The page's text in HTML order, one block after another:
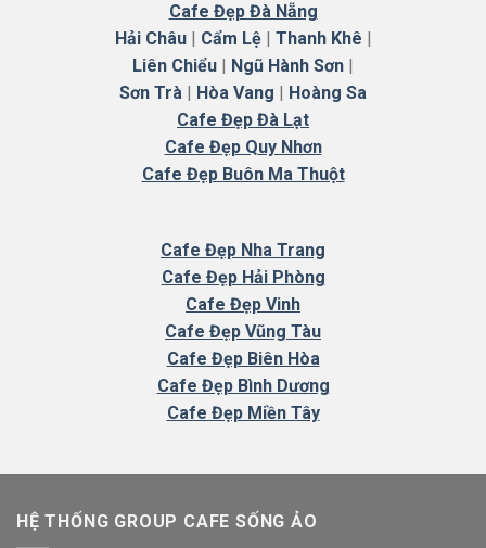
Cafe Đẹp Đà Nẵng
Hải Châu| Cẩm Lệ| Thanh Khê |
Liên Chiểu | Ngũ Hành Sơn |
Sơn Trà | Hòa Vang | Hoàng Sa
Cafe Đẹp Đà Lạt
Cafe Đẹp Quy Nhơn
Cafe Đẹp Buôn Ma Thuột
Cafe Đẹp Nha Trang
Cafe Đẹp Hải Phòng
Cafe Đẹp Vinh
Cafe Đẹp Vũng Tàu
Cafe Đẹp Biên Hòa
Cafe Đẹp Bình Dương
Cafe Đẹp Miền Tây
HỆ THỐNG GROUP CAFE SỐNG ẢO